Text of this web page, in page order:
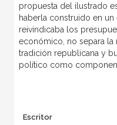
propuesta del ilustrado
haberla construido en
reivindicaba los
económico, no separa la
tradición republicana y
político como
Escritor